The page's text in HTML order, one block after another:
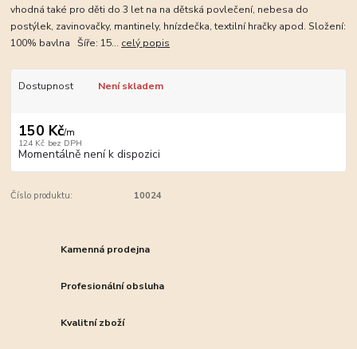
vhodná také pro děti do 3 let na na dětská povlečení, nebesa do
postýlek, zavinovačky, mantinely, hnízdečka, textilní hračky apod. Složení:
100% bavlna Šíře: 15... celý popis
Dostupnost Není skladem
150 Kč/m
124 Kč bez DPH
Momentálně není k dispozici
Číslo produktu: 10024
Kamenná prodejna
Profesionální obsluha
Kvalitní zboží